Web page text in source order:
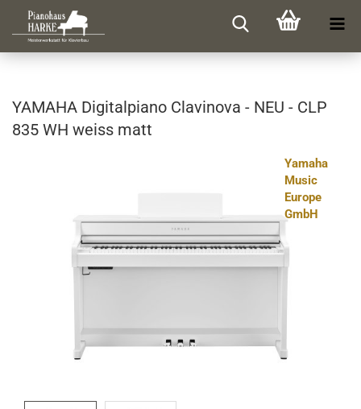
YA­MA­HA Di­gi­tal­pia­no Cla­vi­no­va - NEU - CLP
835 WH weiss matt
Yamaha
Music
Europe
GmbH